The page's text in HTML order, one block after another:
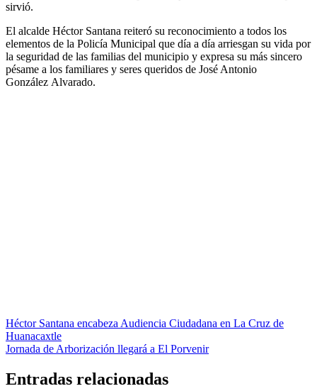
sirvió.
El alcalde Héctor Santana reiteró su reconocimiento a todos los
elementos de la Policía Municipal que día a día arriesgan su vida por
la seguridad de las familias del municipio y expresa su más sincero
pésame a los familiares y seres queridos de José Antonio
González Alvarado.
Navegación
de
Héctor Santana encabeza Audiencia Ciudadana en La Cruz de
Huanacaxtle
Jornada de Arborización llegará a El Porvenir
Entradas relacionadas